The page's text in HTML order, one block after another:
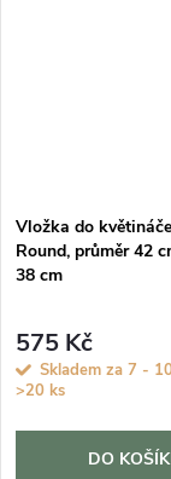
Vložka do
Round, průměr 42
38 cm
575 Kč
Skladem za 7 -
>20 ks
DO